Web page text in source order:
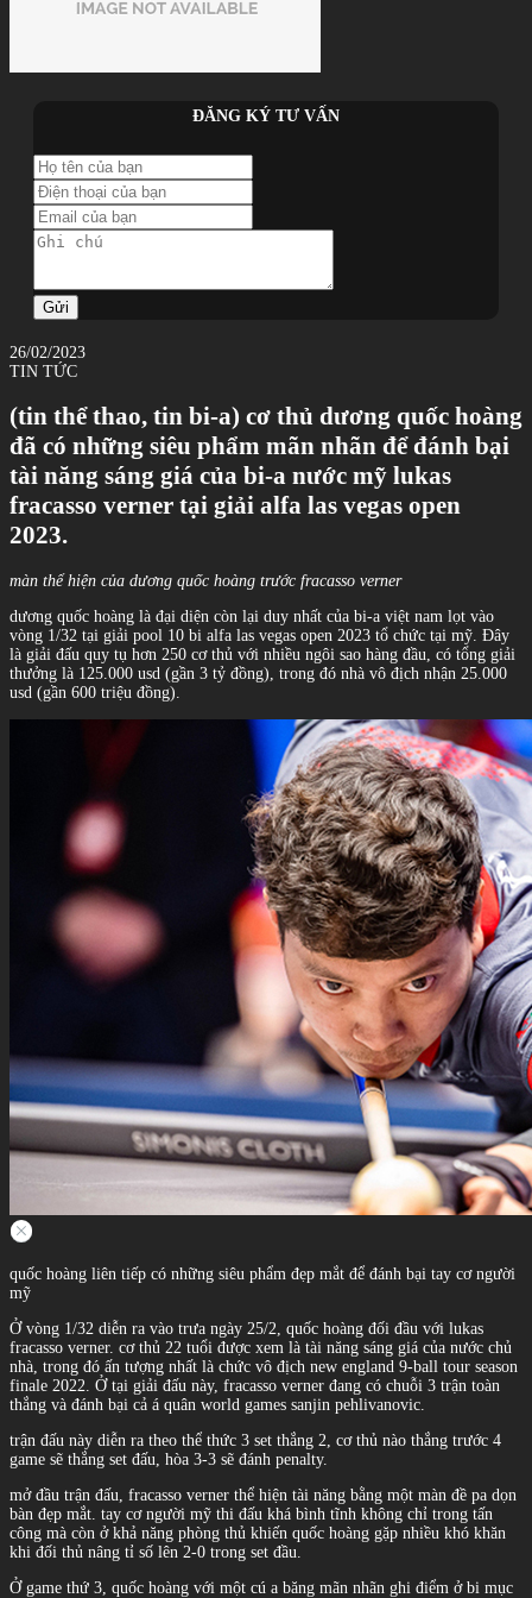
ĐĂNG KÝ TƯ VẤN
Gửi
26/02/2023
TIN TỨC
(tin thể thao, tin bi-a) cơ thủ dương quốc hoàng
đã có những siêu phẩm mãn nhãn để đánh bại
tài năng sáng giá của bi-a nước mỹ lukas
fracasso verner tại giải alfa las vegas open
2023.
màn thể hiện của dương quốc hoàng trước fracasso verner
dương quốc hoàng là đại diện còn lại duy nhất của bi-a việt nam lọt vào
vòng 1/32 tại giải pool 10 bi alfa las vegas open 2023 tổ chức tại mỹ. Đây
là giải đấu quy tụ hơn 250 cơ thủ với nhiều ngôi sao hàng đầu, có tổng giải
thưởng là 125.000 usd (gần 3 tỷ đồng), trong đó nhà vô địch nhận 25.000
usd (gần 600 triệu đồng).
quốc hoàng liên tiếp có những siêu phẩm đẹp mắt để đánh bại tay cơ người
mỹ
Ở vòng 1/32 diễn ra vào trưa ngày 25/2, quốc hoàng đối đầu với lukas
fracasso verner. cơ thủ 22 tuổi được xem là tài năng sáng giá của nước chủ
nhà, trong đó ấn tượng nhất là chức vô địch new england 9-ball tour season
finale 2022. Ở tại giải đấu này, fracasso verner đang có chuỗi 3 trận toàn
thắng và đánh bại cả á quân world games sanjin pehlivanovic.
trận đấu này diễn ra theo thể thức 3 set thắng 2, cơ thủ nào thắng trước 4
game sẽ thắng set đấu, hòa 3-3 sẽ đánh penalty.
mở đầu trận đấu, fracasso verner thể hiện tài năng bằng một màn đề pa dọn
bàn đẹp mắt. tay cơ người mỹ thi đấu khá bình tĩnh không chỉ trong tấn
công mà còn ở khả năng phòng thủ khiến quốc hoàng gặp nhiều khó khăn
khi đối thủ nâng tỉ số lên 2-0 trong set đầu.
Ở game thứ 3, quốc hoàng với một cú a băng mãn nhãn ghi điểm ở bi mục